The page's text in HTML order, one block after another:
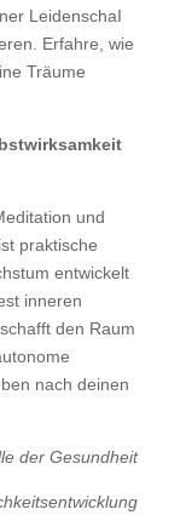
LeidenschaI
Erfahre, wie
Träume
und
praktische
entwickelt
inneren
den Raum
nach deinen
der Gesundheit